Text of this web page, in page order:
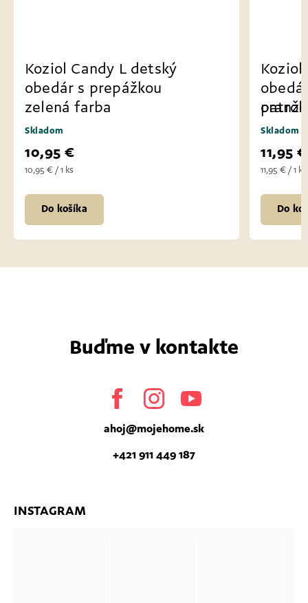
Koziol Candy L detský
obedár s prepážkou
zelená farba
Skladom
10,95 €
10,95 € / 1 ks
Do košíka
Koziol
Skladom
11,95 €
11,95 € / 1 ks
Do
Buďme v kontakte
Facebook Instagram
ahoj@mojehome.sk
+421 911 449 187
INSTAGRAM